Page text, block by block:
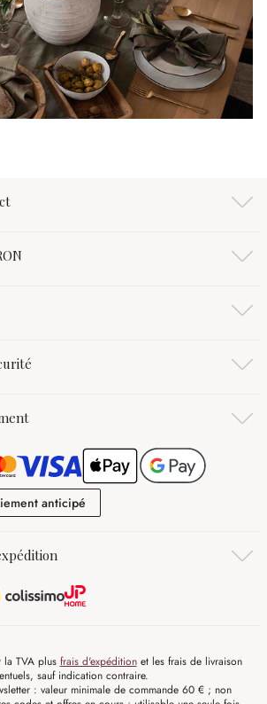
anticipé
la TVA plus frais d'expéditionet les frais de livraison
sauf indication contraire.
: valeur minimale de commande 60 € ; non